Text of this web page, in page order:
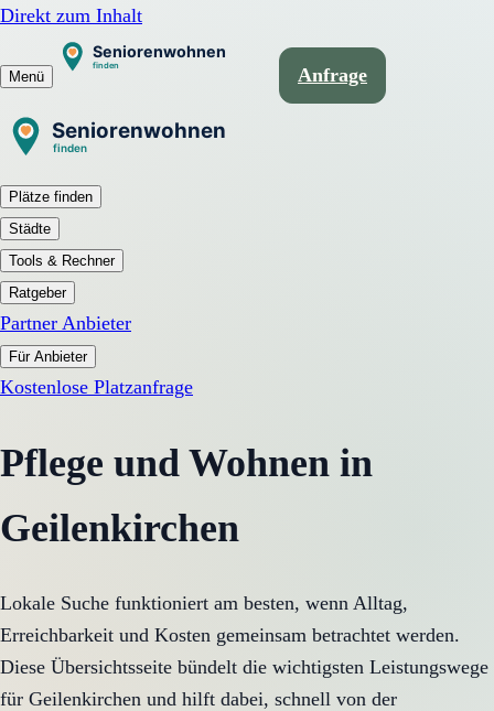
Direkt zum Inhalt
Menü Anfrage
Plätze finden
Städte
Tools & Rechner
Ratgeber
Partner Anbieter
Für Anbieter
Kostenlose Platzanfrage
Pflege und Wohnen in
Geilenkirchen
Lokale Suche funktioniert am besten, wenn Alltag,
Erreichbarkeit und Kosten gemeinsam betrachtet werden.
Diese Übersichtsseite bündelt die wichtigsten Leistungswege
für Geilenkirchen und hilft dabei, schnell von der